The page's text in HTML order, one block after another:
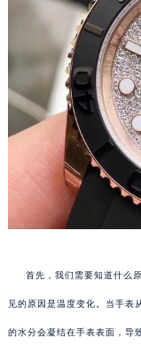
首先，我们需要知道什么
见的原因是温度变化。当手表
的水分会凝结在手表表面，导